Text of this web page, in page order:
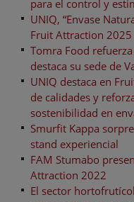
para el control y
UNIQ, “Envase
Fruit Attraction 2025
Tomra Food
destaca su sede de
UNIQ destaca en
de calidades y
sostenibilidad en
Smurfit Kappa
stand experiencial
FAM Stumabo
Attraction 2022
El sector